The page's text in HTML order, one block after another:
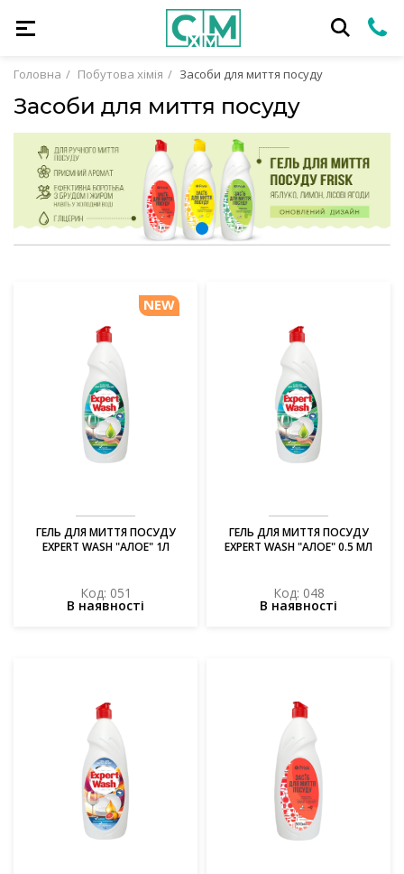
Головна Побутова хімія Засоби для миття посуду
Засоби для миття посуду
ГЕЛЬ ДЛЯ МИТТЯ ПОСУДУ
EXPERT WASH "АЛОЕ" 1Л
Код: 051
В наявності
NEW
ГЕЛЬ ДЛЯ МИТТЯ ПОСУДУ
EXPERT WASH "АЛОЕ" 0.5 МЛ
Код: 048
В наявності